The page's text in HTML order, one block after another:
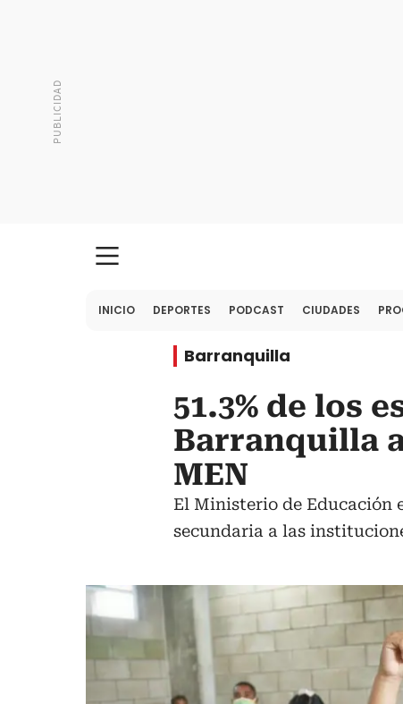
INICIO DEPORTES PODCAST CIUDADES
Barranquilla
51.3% de los
Barranquilla
MEN
El Ministerio de Educación
secundaria a las